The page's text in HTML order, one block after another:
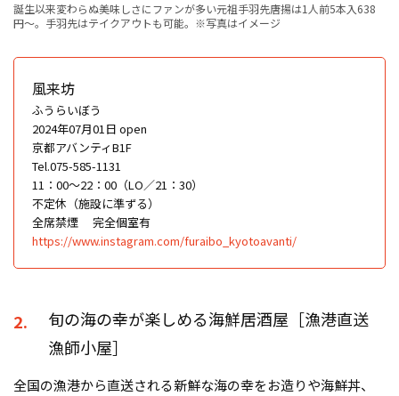
誕生以来変わらぬ美味しさにファンが多い元祖手羽先唐揚は1人前5本入638
円〜。手羽先はテイクアウトも可能。※写真はイメージ
風来坊
ふうらいぼう
2024年07月01日 open
京都アバンティB1F
Tel.075-585-1131
11：00～22：00（LO／21：30）
不定休（施設に準ずる）
全席禁煙
完全個室有
https://www.instagram.com/furaibo_kyotoavanti/
2.
旬の海の幸が楽しめる海鮮居酒屋［漁港直送
漁師小屋］
全国の漁港から直送される新鮮な海の幸をお造りや海鮮丼、